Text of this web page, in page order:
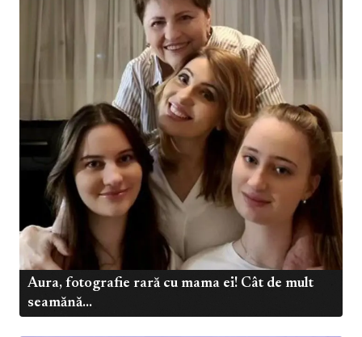
Aura, fotografie rară cu mama ei! Cât de mult
seamănă...